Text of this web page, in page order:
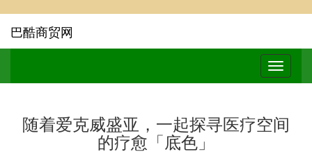
巴酷商贸网
随着爱克威盛亚，一起探寻医疗空间
的疗愈「底色」